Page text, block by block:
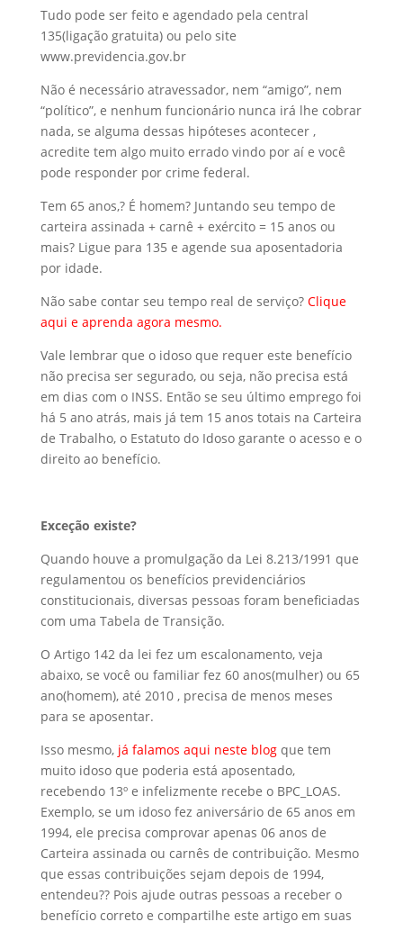
Tudo pode ser feito e agendado pela central
135(ligação gratuita) ou pelo site
www.previdencia.gov.br
Não é necessário atravessador, nem “amigo”, nem
“político”, e nenhum funcionário nunca irá lhe cobrar
nada, se alguma dessas hipóteses acontecer ,
acredite tem algo muito errado vindo por aí e você
pode responder por crime federal.
Tem 65 anos,? É homem? Juntando seu tempo de
carteira assinada + carnê + exército = 15 anos ou
mais? Ligue para 135 e agende sua aposentadoria
por idade.
Não sabe contar seu tempo real de serviço? Clique
aqui e aprenda agora mesmo.
Vale lembrar que o idoso que requer este benefício
não precisa ser segurado, ou seja, não precisa está
em dias com o INSS. Então se seu último emprego foi
há 5 ano atrás, mais já tem 15 anos totais na Carteira
de Trabalho, o Estatuto do Idoso garante o acesso e o
direito ao benefício.
Exceção existe?
Quando houve a promulgação da Lei 8.213/1991 que
regulamentou os benefícios previdenciários
constitucionais, diversas pessoas foram beneficiadas
com uma Tabela de Transição.
O Artigo 142 da lei fez um escalonamento, veja
abaixo, se você ou familiar fez 60 anos(mulher) ou 65
ano(homem), até 2010 , precisa de menos meses
para se aposentar.
Isso mesmo,já falamos aqui neste blogque tem
muito idoso que poderia está aposentado,
recebendo 13º e infelizmente recebe o BPC_LOAS.
Exemplo, se um idoso fez aniversário de 65 anos em
1994, ele precisa comprovar apenas 06 anos de
Carteira assinada ou carnês de contribuição. Mesmo
que essas contribuições sejam depois de 1994,
entendeu?? Pois ajude outras pessoas a receber o
benefício correto e compartilhe este artigo em suas